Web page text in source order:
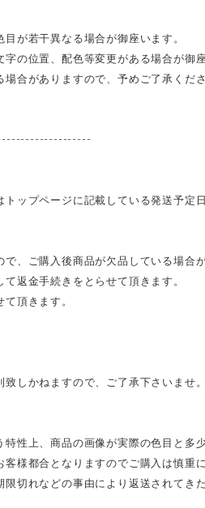
が若干異なる場合が御座います。
の位置、配色等変更がある場合が御座
合がありますので、予めご了承くださ
ップページに記載している発送予定
、ご購入後商品が欠品している場合が
返金手続きをとらせて頂きます。
頂きます。
しかねますので、ご了承下さいませ。
性上、商品の画像が実際の色目と多
様都合となりますのでご購入は慎重
切れなどの事由により返送されてき